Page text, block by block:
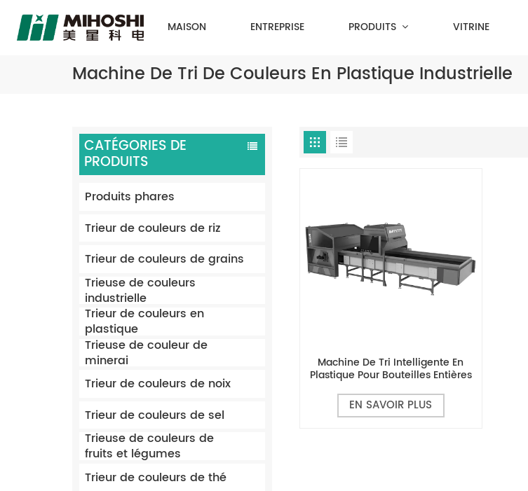
MAISON ENTREPRISE PRODUITS VITRINE
Machine De Tri De Couleurs En Plastique Industrielle
CATÉGORIES DE
PRODUITS
Produits phares
Trieur de couleurs de riz
Trieur de couleurs de grains
Trieuse de couleurs
industrielle
Trieur de couleurs en
plastique
Trieuse de couleur de
minerai
Trieur de couleurs de noix
Trieur de couleurs de sel
Trieuse de couleurs de
fruits et légumes
Trieur de couleurs de thé
Machine De Tri Intelligente En
Plastique Pour Bouteilles Entières
EN SAVOIR PLUS